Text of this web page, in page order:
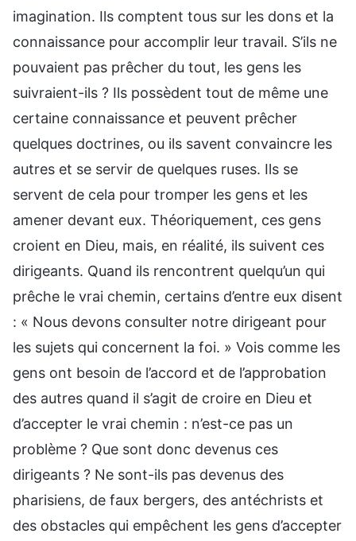
imagination. Ils comptent tous sur les dons et la
connaissance pour accomplir leur travail. S’ils ne
pouvaient pas prêcher du tout, les gens les
suivraient-ils ? Ils possèdent tout de même une
certaine connaissance et peuvent prêcher
quelques doctrines, ou ils savent convaincre les
autres et se servir de quelques ruses. Ils se
servent de cela pour tromper les gens et les
amener devant eux. Théoriquement, ces gens
croient en Dieu, mais, en réalité, ils suivent ces
dirigeants. Quand ils rencontrent quelqu’un qui
prêche le vrai chemin, certains d’entre eux disent
: « Nous devons consulter notre dirigeant pour
les sujets qui concernent la foi. » Vois comme les
gens ont besoin de l’accord et de l’approbation
des autres quand il s’agit de croire en Dieu et
d’accepter le vrai chemin : n’est-ce pas un
problème ? Que sont donc devenus ces
dirigeants ? Ne sont-ils pas devenus des
pharisiens, de faux bergers, des antéchrists et
des obstacles qui empêchent les gens d’accepter